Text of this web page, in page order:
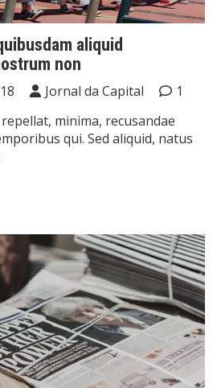
aliquid
non
Jornal da Capital
1
minima, recusandae
qui. Sed aliquid, natus